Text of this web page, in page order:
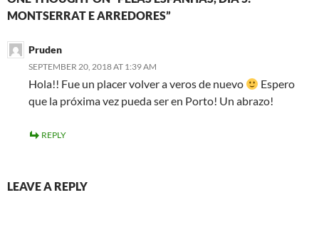
MONTSERRAT E ARREDORES”
Pruden
SEPTEMBER 20, 2018 AT 1:39 AM
Hola!! Fue un placer volver a veros de nuevo
Espero
que la próxima vez pueda ser en Porto! Un abrazo!
REPLY
LEAVE A REPLY